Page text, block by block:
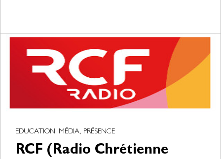
EDUCATION, MÉDIA, PRÉSENCE
RCF (Radio Chrétienne